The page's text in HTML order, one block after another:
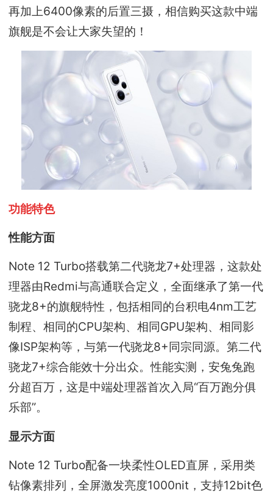
再加上6400像素的后置三摄，相信购买这款中端
旗舰是不会让大家失望的！
功能特色
性能方面
Note 12 Turbo搭载第二代骁龙7+处理器，这款处
理器由Redmi与高通联合定义，全面继承了第一代
骁龙8+的旗舰特性，包括相同的台积电4nm工艺
制程、相同的CPU架构、相同GPU架构、相同影
像ISP架构等，与第一代骁龙8+同宗同源。第二代
骁龙7+综合能效十分出众。性能实测，安兔兔跑
分超百万，这是中端处理器首次入局“百万跑分俱
乐部”。
显示方面
Note 12 Turbo配备一块柔性OLED直屏，采用类
钻像素排列，全屏激发亮度1000nit，支持12bit色